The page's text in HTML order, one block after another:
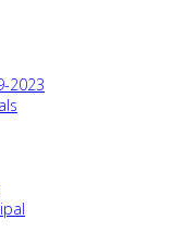
2023